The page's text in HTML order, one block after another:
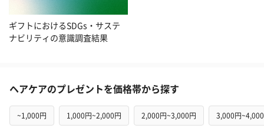
ギフトにおけるSDGs・サステ
ナビリティの意識調査結果
ヘアケアのプレゼントを価格帯から探す
~1,000円 1,000円~2,000円 2,000円~3,000円 3,000円